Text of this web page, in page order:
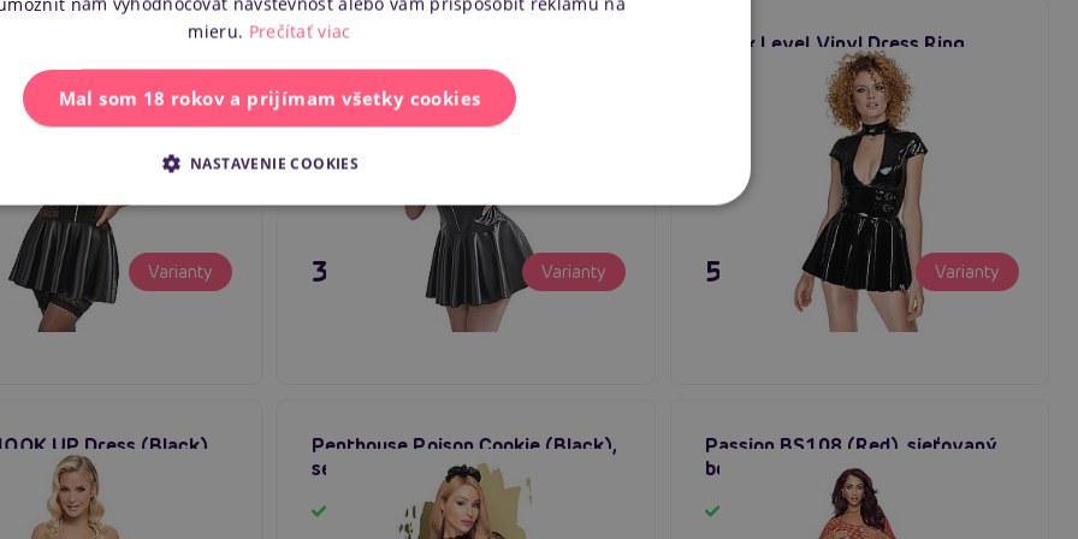
kožené minišaty
Varianty
Subblime Heart Zipper Leather
Dress (Black), kožené minišaty
Skladom
35,80 € Varianty
Black Level Vinyl Dress Ring,
lesklé vinylové minišaty
59,80 € Varianty
UP Dress (Black),
Penthouse Poison Cookie (Black),
sexy košieľka
Passion BS108 (Red), sieťovaný
bodystocking
mieru. Prečítať viac
Mal som 18 rokov a prijímam všetky cookies
NASTAVENIE COOKIES